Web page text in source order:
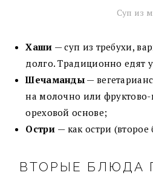
Суп из
Хаши — суп из требухи,
долго. Традиционно едят
Шечаманды —
на молочно или фруктово-
ореховой основе;
Остри — как остри
ВТОРЫЕ БЛЮДА